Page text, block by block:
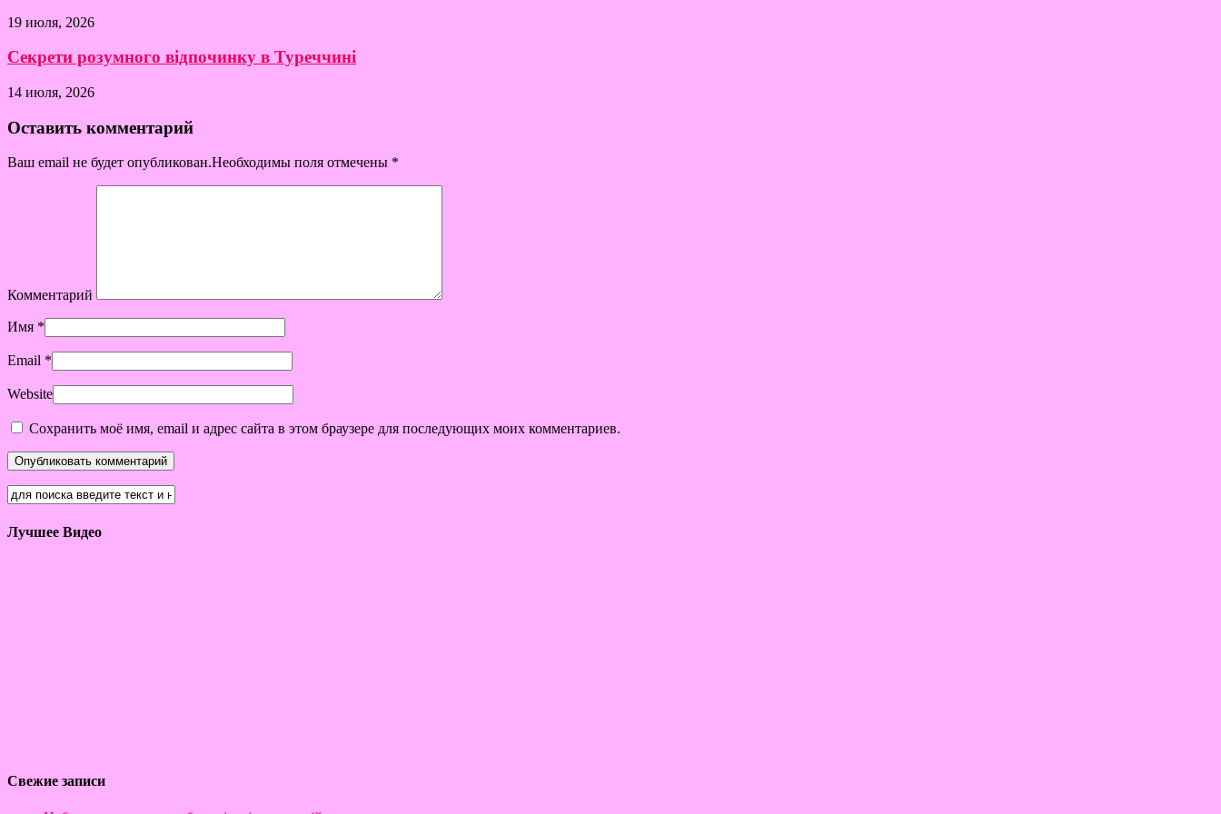
19 июля, 2026
Секрети розумного відпочинку в Туреччині
14 июля, 2026
Оставить комментарий
Ваш email не будет опубликован.Необходимы поля отмечены *
Комментарий
Имя *
Email *
Website
Сохранить моё имя, email и адрес сайта в этом браузере для последующих моих комментариев.
Лучшее Видео
Свежие записи